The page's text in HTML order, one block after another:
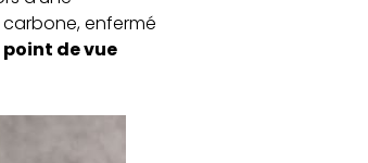
carbone, enfermé
de vue